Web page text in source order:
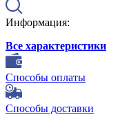
Информация:
Все характеристики
Способы оплаты
Способы доставки